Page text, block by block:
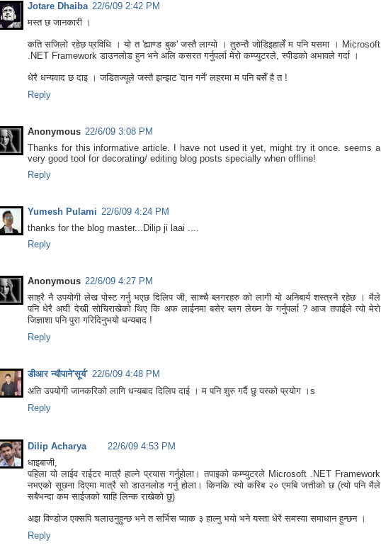
Jotare Dhaiba 22/6/09 2:42 PM
मस्त छ जानकारी ।
कति सजिलो रहेछ प्रविधि । यो त 'ह्याण्ड बुक' जस्तै लाग्यो । तुरुन्तै जोडिइहालेँ म पनि यसमा । Microsoft
.NET Framework डाउनलोड हुन भने अलि कसरत गर्नुपर्ला मेरो कम्प्युटरले, स्पीडको अभावले गर्दा ।
धेरै धन्यवाद छ दाइ । जडितज्यूले जस्तै झन्झट 'दान गर्ने' लहरमा म पनि बसेँ है त !
Reply
Anonymous 22/6/09 3:08 PM
Thanks for this informative article. I have not used it yet, might try it once. seems a
very good tool for decorating/ editing blog posts specially when offline!
Reply
Yumesh Pulami 22/6/09 4:24 PM
thanks for the blog master...Dilip ji laai ....
Reply
Anonymous 22/6/09 4:27 PM
साह्रै नै उपयोगी लेख पोस्ट गर्नु भएछ दिलिप जी, साच्चै ब्लगरहरु को लागी यो अनिबार्य शस्त्रनै रहेछ । मैले
पनि धेरै अघी देखी सोचिराखेको थिए कि अफ लाईनमा बसेर ब्लग लेख्‍न के गर्नुपर्ला ? आज तपाईंले त्यो मेरो
जिज्ञाशा पनि पुरा गरिदिनुभयो धन्यबाद !
Reply
डीआर न्यौपाने'सूर्य' 22/6/09 4:48 PM
अति उपयोगी जानकरिको लागि धन्यबाद दिलिप दाई । म पनि शुरु गर्दै छु यस्को प्रयोग ।s
Reply
Dilip Acharya
22/6/09 4:53 PM
धाइबाजी,
पहिला यो लाईव राईटर मात्रै हाल्ने प्रयास गर्नुहोला। तपाइको कम्प्युटरले Microsoft .NET Framework
नभएको सूछना दिएमा मात्रै सो डाउनलोड गर्नु होला। किनकि त्यो करिब २० एमबि जत्तीको छ (त्यो पनि मैले
सबैभन्दा कम साईजको चाहि लिन्क राखेको छु)
अझ विण्डोज एक्सपि चलाउनुहुन्छ भने त सर्भिस प्याक ३ हाल्नु भयो भने यस्ता धेरै समस्या समाधान हुन्छन ।
Reply